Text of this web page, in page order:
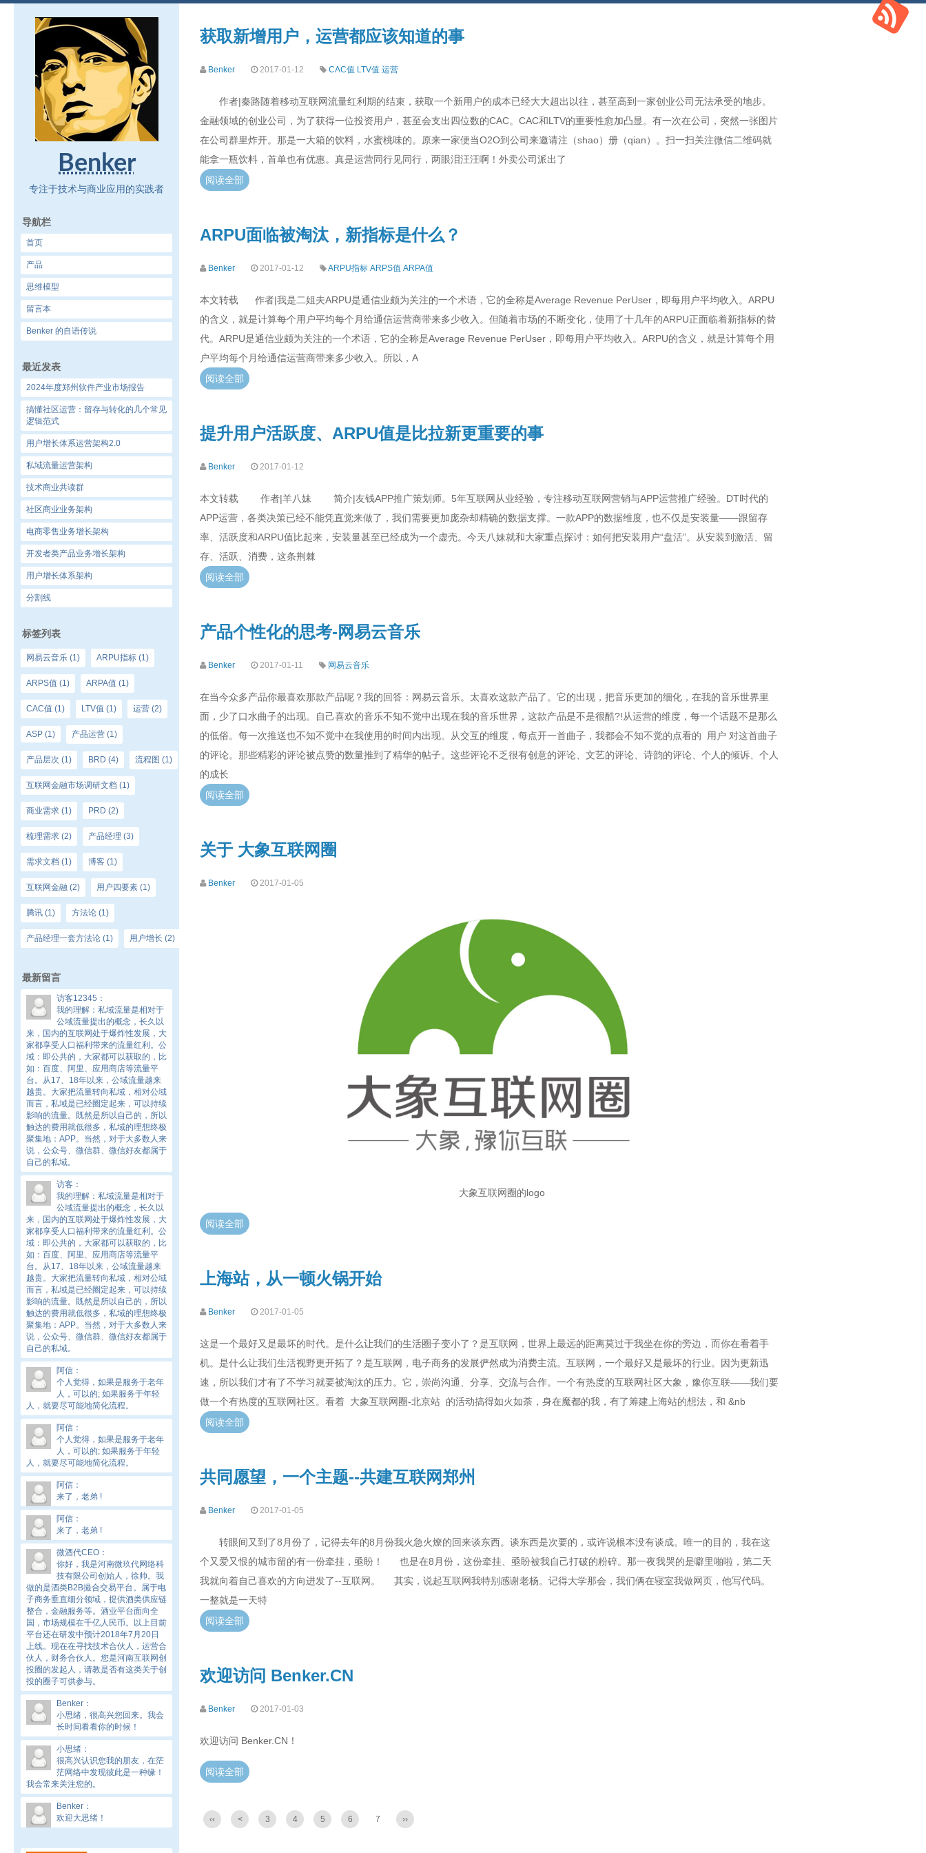
Benker
专注于技术与商业应用的实践者
导航栏
首页
产品
思维模型
留言本
Benker 的自语传说
最近发表
2024年度郑州软件产业市场报告
搞懂社区运营：留存与转化的几个常见
逻辑范式
用户增长体系运营架构2.0
私域流量运营架构
技术商业共读群
社区商业业务架构
电商零售业务增长架构
开发者类产品业务增长架构
用户增长体系架构
分割线
标签列表
网易云音乐 (1) ARPU指标 (1)
ARPS值 (1) ARPA值 (1)
CAC值 (1) LTV值 (1) 运营 (2)
ASP (1) 产品运营 (1)
产品层次 (1) BRD (4) 流程图 (1)
互联网金融市场调研文档 (1)
商业需求 (1) PRD (2)
梳理需求 (2) 产品经理 (3)
需求文档 (1) 博客 (1)
互联网金融 (2) 用户四要素 (1)
腾讯 (1) 方法论 (1)
产品经理一套方法论 (1) 用户增长 (2)
最新留言
访客12345 ：
我的理解：私域流量是相对于
公域流量提出的概念，长久以
来，国内的互联网处于爆炸性发展，大
家都享受人口福利带来的流量红利。公
域：即公共的，大家都可以获取的，比
如：百度、阿里、应用商店等流量平
台。从17、18年以来，公域流量越来
越贵。大家把流量转向私域，相对公域
而言，私域是已经圈定起来，可以持续
影响的流量。既然是所以自己的，所以
触达的费用就低很多，私域的理想终极
聚集地：APP。当然，对于大多数人来
说，公众号、微信群、微信好友都属于
自己的私域。
访客 ：
我的理解：私域流量是相对于
公域流量提出的概念，长久以
来，国内的互联网处于爆炸性发展，大
家都享受人口福利带来的流量红利。公
域：即公共的，大家都可以获取的，比
如：百度、阿里、应用商店等流量平
台。从17、18年以来，公域流量越来
越贵。大家把流量转向私域，相对公域
而言，私域是已经圈定起来，可以持续
影响的流量。既然是所以自己的，所以
触达的费用就低很多，私域的理想终极
聚集地：APP。当然，对于大多数人来
说，公众号、微信群、微信好友都属于
自己的私域。
阿信 ：
个人觉得，如果是服务于老年
人，可以的; 如果服务于年轻
人，就要尽可能地简化流程。
阿信 ：
个人觉得，如果是服务于老年
人，可以的; 如果服务于年轻
人，就要尽可能地简化流程。
阿信 ：
来了，老弟 !
阿信 ：
来了，老弟 !
微酒代CEO ：
你好，我是河南微玖代网络科
技有限公司创始人，徐帅。我
做的是酒类B2B撮合交易平台。属于电
子商务垂直细分领域，提供酒类供应链
整合，金融服务等。酒业平台面向全
国，市场规模在千亿人民币。以上目前
平台还在研发中预计2018年7月20日
上线。现在在寻找技术合伙人，运营合
伙人，财务合伙人。您是河南互联网创
投圈的发起人，请教是否有这类关于创
投的圈子可供参与。
Benker ：
小思绪，很高兴您回来。我会
长时间看看你的时候！
小思绪 ：
很高兴认识您我的朋友，在茫
茫网络中发现彼此是一种缘！
我会常来关注您的。
Benker ：
欢迎大思绪！
获取新增用户，运营都应该知道的事
Benker 2017-01-12 CAC值 LTV值 运营
作者|秦路随着移动互联网流量红利期的结束，获取一个新用户的成本已经大大超出以往，甚至高到一家创业公司无法承受的地步。
金融领域的创业公司，为了获得一位投资用户，甚至会支出四位数的CAC。CAC和LTV的重要性愈加凸显。有一次在公司，突然一张图片
在公司群里炸开。那是一大箱的饮料，水蜜桃味的。原来一家便当O2O到公司来邀请注（shao）册（qian）。扫一扫关注微信二维码就
能拿一瓶饮料，首单也有优惠。真是运营同行见同行，两眼泪汪汪啊！外卖公司派出了
阅读全部
ARPU面临被淘汰，新指标是什么？
Benker 2017-01-12 ARPU指标 ARPS值 ARPA值
本文转载 作者|我是二姐夫ARPU是通信业颇为关注的一个术语，它的全称是Average Revenue PerUser，即每用户平均收入。ARPU
的含义，就是计算每个用户平均每个月给通信运营商带来多少收入。但随着市场的不断变化，使用了十几年的ARPU正面临着新指标的替
代。ARPU是通信业颇为关注的一个术语，它的全称是Average Revenue PerUser，即每用户平均收入。ARPU的含义，就是计算每个用
户平均每个月给通信运营商带来多少收入。所以，A
阅读全部
提升用户活跃度、ARPU值是比拉新更重要的事
Benker 2017-01-12
本文转载 作者|羊八妹 简介|友钱APP推广策划师。5年互联网从业经验，专注移动互联网营销与APP运营推广经验。DT时代的
APP运营，各类决策已经不能凭直觉来做了，我们需要更加庞杂却精确的数据支撑。一款APP的数据维度，也不仅是安装量——跟留存
率、活跃度和ARPU值比起来，安装量甚至已经成为一个虚壳。今天八妹就和大家重点探讨：如何把安装用户“盘活”。从安装到激活、留
存、活跃、消费，这条荆棘
阅读全部
产品个性化的思考-网易云音乐
Benker 2017-01-11 网易云音乐
在当今众多产品你最喜欢那款产品呢？我的回答：网易云音乐。太喜欢这款产品了。它的出现，把音乐更加的细化，在我的音乐世界里
面，少了口水曲子的出现。自己喜欢的音乐不知不觉中出现在我的音乐世界，这款产品是不是很酷?!从运营的维度，每一个话题不是那么
的低俗。每一次推送也不知不觉中在我使用的时间内出现。从交互的维度，每点开一首曲子，我都会不知不觉的点看的 用户 对这首曲子
的评论。那些精彩的评论被点赞的数量推到了精华的帖子。这些评论不乏很有创意的评论、文艺的评论、诗韵的评论、个人的倾诉、个人
的成长
阅读全部
关于 大象互联网圈
Benker 2017-01-05
大象互联网圈的logo
阅读全部
上海站，从一顿火锅开始
Benker 2017-01-05
这是一个最好又是最坏的时代。是什么让我们的生活圈子变小了？是互联网，世界上最远的距离莫过于我坐在你的旁边，而你在看着手
机。是什么让我们生活视野更开拓了？是互联网，电子商务的发展俨然成为消费主流。互联网，一个最好又是最坏的行业。因为更新迅
速，所以我们才有了不学习就要被淘汰的压力。它，崇尚沟通、分享、交流与合作。一个有热度的互联网社区大象，豫你互联——我们要
做一个有热度的互联网社区。看着 大象互联网圈-北京站 的活动搞得如火如荼，身在魔都的我，有了筹建上海站的想法，和 &nb
阅读全部
共同愿望，一个主题--共建互联网郑州
Benker 2017-01-05
转眼间又到了8月份了，记得去年的8月份我火急火燎的回来谈东西。谈东西是次要的，或许说根本没有谈成。唯一的目的，我在这
个又爱又恨的城市留的有一份牵挂，亟盼！ 也是在8月份，这份牵挂、亟盼被我自己打破的粉碎。那一夜我哭的是噼里啪啦，第二天
我就向着自己喜欢的方向进发了--互联网。 其实，说起互联网我特别感谢老杨。记得大学那会，我们俩在寝室我做网页，他写代码。
一整就是一天特
阅读全部
欢迎访问 Benker.CN
Benker 2017-01-03
欢迎访问 Benker.CN！
阅读全部
‹‹ < 3 4 5 6 7 ››